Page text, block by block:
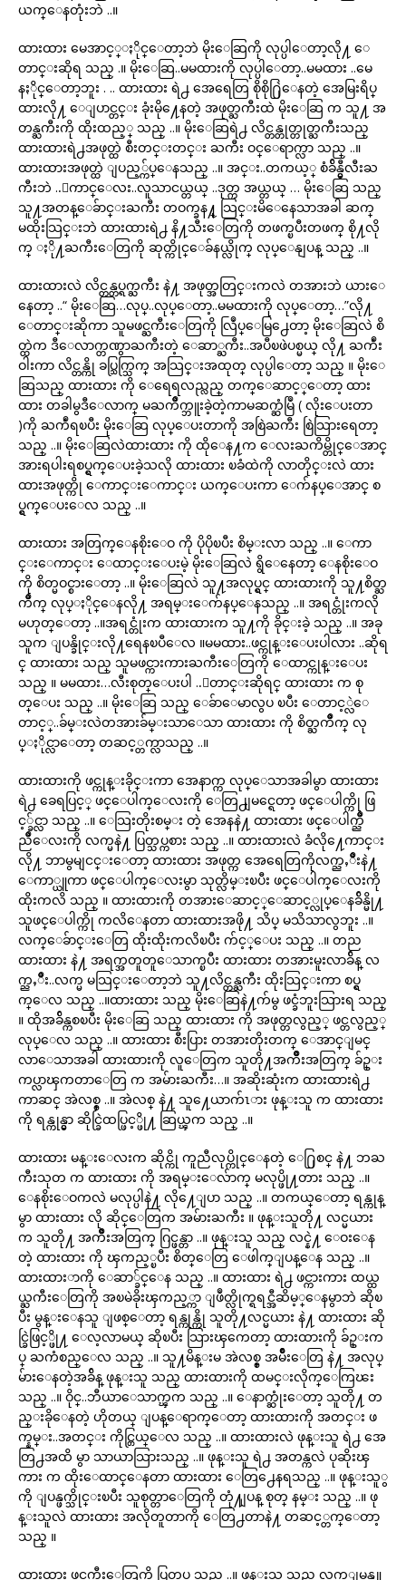
ယက္ေနတုံးဘဲ ..။
ထားထား မေအာင့္ႏိုင္ေတာ့ဘဲ မိုးေဆြကို လုပ္ပါေတာ့လို႔ ေ
တာင္းဆိုရ သည္ .။ မိုးေဆြ..မမထားကို လုပ္ပါေတာ့..မမထား ..မေ
နႏိုင္ေတာ့ဘူး . .. ထားထား ရဲ႕ အေရေတြ စိုစို႐ြဲေနတဲ့ အေမြးရိပ္
ထားလို႔ ေျပာင္တင္း ခုံးမို႔ေနတဲ့ အဖုတ္ႀကီးထဲ မိုးေဆြ က သူ႔ အ
တန္ႀကီးကို ထိုးထည့္ သည္ ..။ မိုးေဆြရဲ႕ လိင္တန္တုတ္တုတ္ႀကီးသည္
ထားထားရဲ႕အဖုတ္ထဲ စီးတင္းတင္း ႀကီး ဝင္ေရာက္လာ သည္ ..။
ထားထားအဖုတ္ထဲ ျပည့္က်ပ္ေနသည္ ..။ အင္း..တကယ့္ စံခ်ိန္မွီလီးႀ
ကီးဘဲ ..ေကာင္ေလး..လူသာငယ္တယ္ ..ဒုတ္က အယ္တယ္ … မိုးေဆြ သည္
သူ႔အတန္ေခ်ာင္းႀကီး တဝက္ခန႔္ သြင္းမိေနေသာအခါ ဆက္
မထိုးသြင္းဘဲ ထားထားရဲ႕ နိ႔သီးေတြကို တဖက္ၿပီးတဖက္ စို႔လို
က္ ႏို႔ႀကီးေတြကို ဆုတ္ကိုင္ေခ်နယ္လိုက္ လုပ္ေနျပန္ သည္ ..။
ထားထားလဲ လိင္တန္တပ္ရက္ႀကီး နဲ႔ အဖုတ္အတြင္းကလဲ တအားဘဲ ယားေ
နေတာ့ ..“ မိုးေဆြ…လုပ္..လုပ္ေတာ့..မမထားကို လုပ္ေတာ့…”လို႔
ေတာင္းဆိုကာ သူမဖင္ႀကီးေတြကို လြဳပ္ေမြ႕ေတာ့ မိုးေဆြလဲ စိ
တ္ထဲက ဒီေလာက္တဏွာႀကီးတဲ့ ေဆာ္ႀကီး..အပီၿဖဲပစ္မယ္ လို႔ ႀကဳံး
ဝါးကာ လိင္တန္ကို ခပ္သြက္သြက္ အသြင္းအထုတ္ လုပ္ပါေတာ့ သည္ ။ မိုးေ
ဆြသည္ ထားထား ကို ေရေရလည္လည္ တက္ေဆာင့္ေတာ့ ထား
ထား တခါမွဒီေလာက္ မႀကိဳက္ဘူးခဲ့တဲ့ကာမဆက္ဆံမြဳ ( လိုးေပးတာ
)ကို ႀကဳံရၿပီး မိုးေဆြ လုပ္ေပးတာကို အစြဲႀကီး စြဲသြားရေတာ့
သည္ ..။ မိုးေဆြလဲထားထား ကို ထိုေန႔က ေလးႀကိမ္တိုင္ေအာင္
အားရပါးရစပ္ရွက္ေပးခဲ့သလို ထားထား ၿခံထဲကို လာတိုင္းလဲ ထား
ထားအဖုတ္ကို ေကာင္းေကာင္း ယက္ေပးကာ ေက်နပ္ေအာင္ စ
ပ္ရွက္ေပးေလ သည္ ..။
ထားထား အတြက္ေနစိုးေဝ ကို ပိုပိုၿပီး စိမ္းလာ သည္ ..။ ေကာ
င္းေကာင္း ေထာင္းေပးမဲ့ မိုးေဆြလဲ ရွိေနေတာ့ ေနစိုးေဝ
ကို စိတ္မဝင္စားေတာ့ ..။ မိုးေဆြလဲ သူ႔အလုပ္ရွင္ ထားထားကို သူ႔စိတ္ႀ
ကိဳက္ လုပ္ႏိုင္ေနလို႔ အရမ္းေက်နပ္ေနသည္ ..။ အရင္တုံးကလို
မဟုတ္ေတာ့ ..။အရင္တုံးက ထားထားက သူ႔ကို ခိုင္းခဲ့ သည္ ..။ အခု
သူက ျပန္ခိုင္းလို႔ရေနၿပီေလ ။မမထား..ဖင္ကုန္းေပးပါလား ..ဆိုရ
င္ ထားထား သည္ သူမဖင္ကားကားႀကီးေတြကို ေထာင္ကုန္းေပး
သည္ ။ မမထား…လီးစုတ္ေပးပါ ..ေတာင္းဆိုရင္ ထားထား က စု
တ္ေပး သည္ ..။ မိုးေဆြ သည္ ေခ်ာေမာလွပ ၿပီး ေတာင့္လဲေ
တာင့္..ခ်မ္းလဲတအားခ်မ္းသာေသာ ထားထား ကို စိတ္ႀကိဳက္ လု
ပ္ႏိုင္လာေတာ့ တဆင့္တက္လာသည္ ..။
ထားထားကို ဖင္ကုန္းခိုင္းကာ အေနာက္က လုပ္ေသာအခါမွာ ထားထား
ရဲ႕ ခေရပြင့္ ဖင္ေပါက္ေလးကို ေတြ႕ျမင္ရေတာ့ ဖင္ေပါက္ကို ဖြ
င့္ခ်င္လာ သည္ ..။ ေသြးတိုးစမ္း တဲ့ အေနနဲ႔ ထားထား ဖင္ေပါက္ညိဳ
ညိဳေလးကို လက္မနဲ႔ ပြတ္သပ္ကစား သည္ ..။ ထားထားလဲ ခံလို႔ေကာင္း
လို႔ ဘာမွမျငင္းေတာ့ ထားထား အဖုတ္က အေရေတြကိုလက္ညႇိဳးနဲ႔
ေကာ္ယူကာ ဖင္ေပါက္ေလးမွာ သုတ္လိမ္းၿပီး ဖင္ေပါက္ေလးကို
ထိုးကလိ သည္ ။ ထားထားကို တအားေဆာင့္ေဆာင့္လုပ္ေနခ်ိန္မို႔
သူဖင္ေပါက္ကို ကလိေနတာ ထားထားအဖို႔ သိပ္ မသိသာလွဘူး ..။
လက္ေခ်ာင္းေတြ ထိုးထိုးကလိၿပီး က်င့္ေပး သည္ ..။ တည
ထားထား နဲ႔ အရက္အတူတူေသာက္ၿပီး ထားထား တအားမူးလာခ်ိန္ လ
က္ညႇိဳး..လက္မ မသြင္းေတာ့ဘဲ သူ႔လိင္တန္ႀကီး ထိုးသြင္းကာ စပ္ရွ
က္ေလ သည္ ..။ထားထား သည္ မိုးေဆြနဲ႔က်မွ ဖင္ခံဘူးသြားရ သည္
။ ထိုအခ်ိန္ကစၿပီး မိုးေဆြ သည္ ထားထား ကို အဖုတ္တလွည့္ ဖင္တလွည့္
လုပ္ေလ သည္ ..။ ထားထား စီးပြား တအားတိုးတက္ ေအာင္ျမင္
လာေသာအခါ ထားထားကို လူေတြက သူတို႔အက်ိဳးအတြက္ ခ်ဥ္း
ကပ္လာၾကတာေတြ က အမ်ားႀကီး…။ အဆိုးဆုံးက ထားထားရဲ႕
ကာဆင္ အဲလစ္စ္ ..။ အဲလစ္ နဲ႔ သူ႔ေယာက်ၤား ဖုန္းသူ က ထားထား
ကို ရန္ကုန္မွာ ဆိုင္ခြဲထပ္ဖြင့္ဖို႔ ဆြယ္ၾက သည္ ..။
ထားထား မန္းေလးက ဆိုင္ကို ကူညီလုပ္ကိုင္ေနတဲ့ ေ႐ြစင္ နဲ႔ ဘႀ
ကီးသုတ က ထားထား ကို အရမ္းေလ်ာက္ မလုပ္ဖို႔တား သည္ ..။
ေနစိုးေဝကလဲ မလုပ္ပါနဲ႔ လို႔ေျပာ သည္ ..။ တကယ္ေတာ့ ရန္ကုန္
မွာ ထားထား လို ဆိုင္ေတြက အမ်ားႀကီး ။ ဖုန္းသူတို႔ လင္မယား
က သူတို႔ အက်ိဳးအတြက္ ဂြင္ဖန္တာ ..။ ဖုန္းသူ သည္ လင္နဲ႔ ေဝးေန
တဲ့ ထားထား ကို ၾကည့္ၿပီး စိတ္ေတြ ေဖါက္ျပန္ေန သည္ ..။
ထားထားာကို ေဆာ္ခ်င္ေန သည္ ..။ ထားထား ရဲ႕ ဖင္ကားကား ထယ္ထ
ယ္ႀကီးေတြကို အၿမဲခိုးၾကည့္ကာ ျဖဳတ္လိုက္ရရင္အီဆိမ့္ေနမွာဘဲ ဆိုၿ
ပီး မွန္းေနသူ ျဖစ္ေတာ့ ရန္ကုန္ကို သူတို႔လင္မယား နဲ႔ ထားထား ဆို
င္ခြဲဖြင့္ဖို႔ ေလ့လာမယ္ ဆိုၿပီး သြားၾကေတာ့ ထားထားကို ခ်ဥ္းက
ပ္ ႀကံစည္ေလ သည္ ..။ သူ႔မိန္းမ အဲလစ္စ္ အမ်ိဳးေတြ နဲ႔ အလုပ္
မ်ားေနတဲ့အခ်ိန္ ဖုန္းသူ သည္ ထားထားကို ထမင္းလိုက္ေကြၽး
သည္ ..။ ဝိုင္..ဘီယာေသာက္ၾက သည္ ..။ ေနာက္ဆုံးေတာ့ သူတို႔ တ
ည္းခိုေနတဲ့ ဟိုတယ္ ျပန္ေရာက္ေတာ့ ထားထားကို အတင္း ဖ
က္နမ္း..အတင္း ကိုင္တြယ္ေလ သည္ ..။ ထားထားလဲ ဖုန္းသူ ရဲ႕ အေ
တြ႕အထိ မွာ သာယာသြားသည္ ..။ ဖုန္းသူ ရဲ႕ အတန္ကလဲ ပုဆိုးၾ
ကား က ထိုးေထာင္ေနတာ ထားထား ေတြ႕ေနရသည္ ..။ ဖုန္းသူွ
ကို ျပန္ဖက္သိုင္းၿပီး သူစုတ္တာေတြကို တုံ႔ျပန္ စုတ္ နမ္း သည္ ..။ ဖု
န္းသူလဲ ထားထား အလိုတူတာကို ေတြ႕တာနဲ႔ တဆင့္တက္ေတာ့
သည္ ။
ထားထား ဖင္ႀကီးေတြကို ပြတ္သပ္ သည္ ..။ ဖုန္းသူ သည္ လက္ျမန္သူ